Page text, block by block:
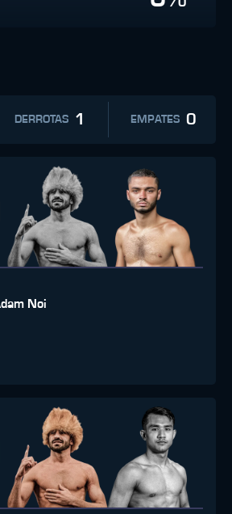
DERROTAS 1 EMPATES 0
Noi